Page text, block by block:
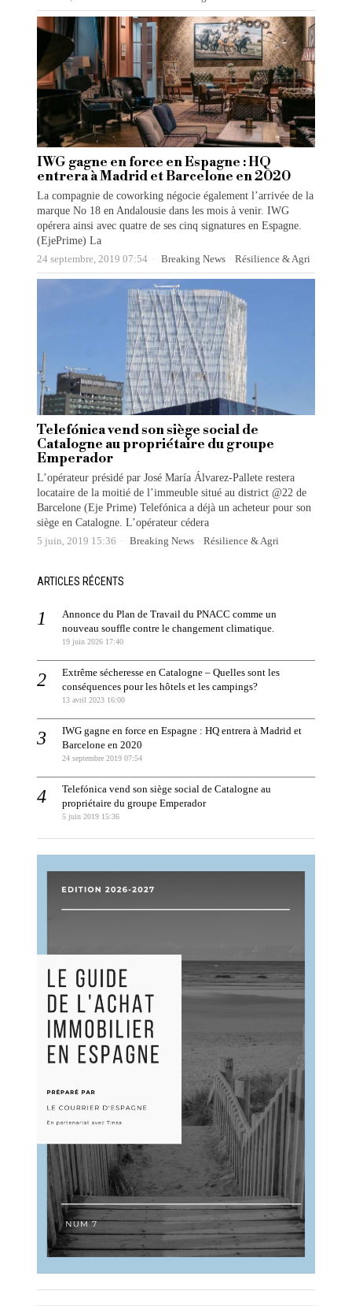
IWG gagne en force en Espagne : HQ
entrera à Madrid et Barcelone en 2020
La compagnie de coworking négocie également l’arrivée de la
marque No 18 en Andalousie dans les mois à venir. IWG
opérera ainsi avec quatre de ses cinq signatures en Espagne.
(EjePrime) La
24 septembre, 2019 07:54 Breaking News · Résilience & Agri
Telefónica vend son siège social de
Catalogne au propriétaire du groupe
Emperador
L’opérateur présidé par José María Álvarez-Pallete restera
locataire de la moitié de l’immeuble situé au district @22 de
Barcelone (Eje Prime) Telefónica a déjà un acheteur pour son
siège en Catalogne. L’opérateur cédera
5 juin, 2019 15:36 Breaking News · Résilience & Agri
ARTICLES RÉCENTS
Annonce du Plan de Travail du PNACC comme un
nouveau souffle contre le changement climatique.
19 juin 2026 17:40
Extrême sécheresse en Catalogne – Quelles sont les
conséquences pour les hôtels et les campings?
13 avril 2023 16:00
IWG gagne en force en Espagne : HQ entrera à Madrid et
Barcelone en 2020
24 septembre 2019 07:54
Telefónica vend son siège social de Catalogne au
propriétaire du groupe Emperador
5 juin 2019 15:36